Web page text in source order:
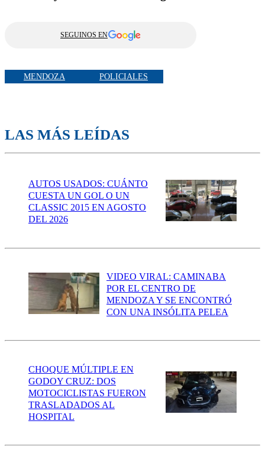
SEGUINOS EN
MENDOZA POLICIALES
LAS MÁS LEÍDAS
AUTOS USADOS: CUÁNTO
CUESTA UN GOL O UN
CLASSIC 2015 EN AGOSTO
DEL 2026
VIDEO VIRAL: CAMINABA
POR EL CENTRO DE
MENDOZA Y SE ENCONTRÓ
CON UNA INSÓLITA PELEA
CHOQUE MÚLTIPLE EN
GODOY CRUZ: DOS
MOTOCICLISTAS FUERON
TRASLADADOS AL
HOSPITAL